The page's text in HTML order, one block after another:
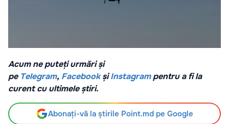
Acum ne puteți urmări și
pe Telegram, FacebookșiInstagrampentru a fi la
curent cu ultimele știri.
Abonați-vă la știrile Point.md pe Google